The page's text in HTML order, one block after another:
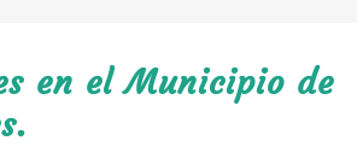
en el Municipio de